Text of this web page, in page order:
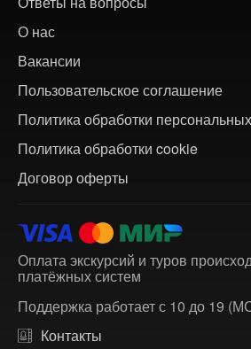
О нас
Вакансии
Пользовательское соглашение
Политика обработки
Политика обработки cookie
Договор оферты
Оплата экскурсий и туров
платёжных систем
Поддержка работает с 10 до 19
Контакты